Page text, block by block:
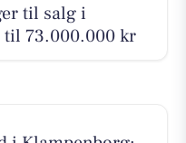
til salg i
til 73.000.000 kr